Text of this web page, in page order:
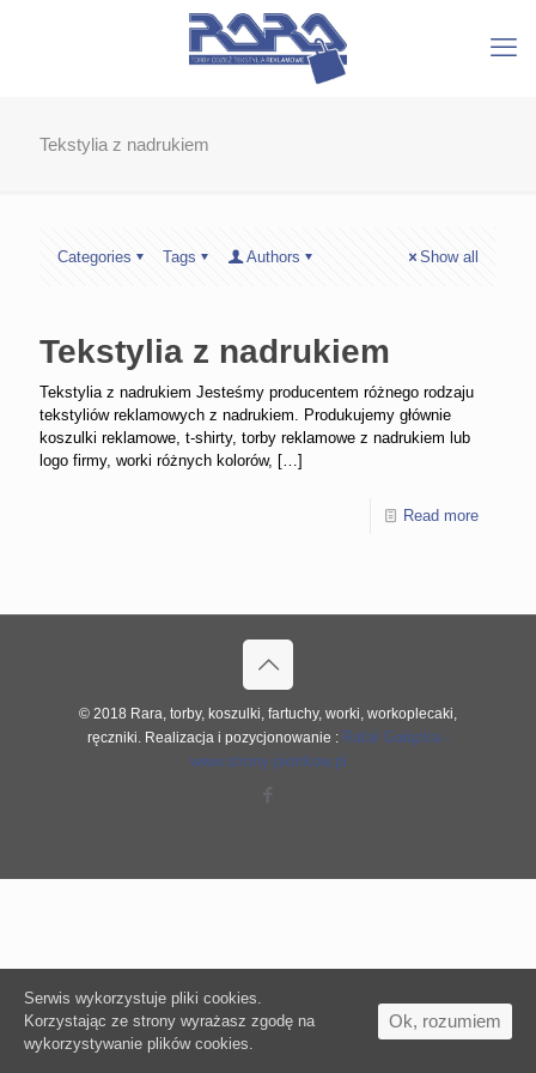
Tekstylia z nadrukiem
Categories Tags Authors Show all
Tekstylia z nadrukiem
Tekstylia z nadrukiem Jesteśmy producentem różnego rodzaju
tekstyliów reklamowych z nadrukiem. Produkujemy głównie
koszulki reklamowe, t-shirty, torby reklamowe z nadrukiem lub
logo firmy, worki różnych kolorów, […]
Read more
© 2018 Rara, torby, koszulki, fartuchy, worki, workoplecaki,
ręczniki. Realizacja i pozycjonowanie : Rafał Gałązka -
www.strony-piotrkow.pl
Serwis wykorzystuje pliki cookies.
Korzystając ze strony wyrażasz zgodę na
wykorzystywanie plików cookies.
Ok, rozumiem